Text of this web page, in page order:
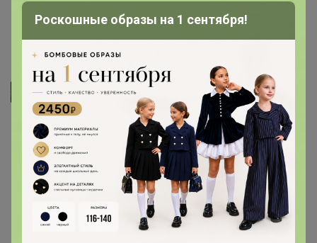
- Матовые, на вид прочные, пока не тестили 🌷
11 февраля, 2026 14:02
Джилка
- Постоянно покупаю в салон, плотные, не протекают
- Очень хорошие бахилы
- Бахилы плотные. Берем не в первый раз. Спасибо
продавцу)
Роскошные образы на 1 сентября!